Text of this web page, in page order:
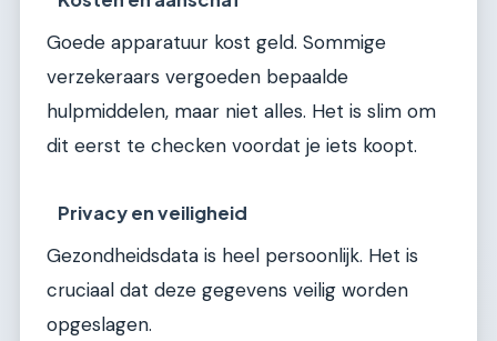
Goede apparatuur kost geld. Sommige
verzekeraars vergoeden bepaalde
hulpmiddelen, maar niet alles. Het is slim om
dit eerst te checken voordat je iets koopt.
Privacy en veiligheid
Gezondheidsdata is heel persoonlijk. Het is
cruciaal dat deze gegevens veilig worden
opgeslagen.